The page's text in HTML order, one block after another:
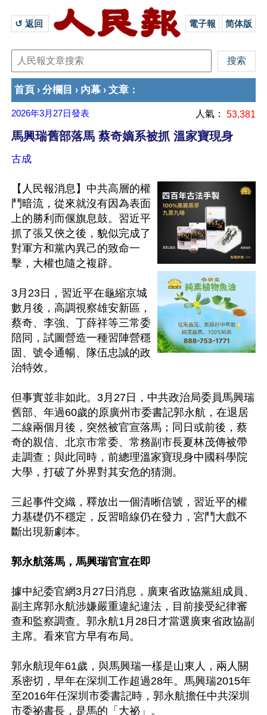
↺ 返回 電子報 简体版
首頁 › 分欄目 › 內幕 › 文章 ：
2026年3月27日發表 人氣： 53,381
馬興瑞舊部落馬 蔡奇嫡系被抓 溫家寶現身
古成
【人民報消息】中共高層的權
鬥暗流，從來就沒有因為表面
上的勝利而偃旗息鼓。習近平
抓了張又俠之後，貌似完成了
對軍方和黨內異己的致命一
擊，大權也隨之複辟。
3月23日，習近平在龜縮京城
數月後，高調視察雄安新區，
蔡奇、李強、丁薛祥等三常委
陪同，試圖營造一種習陣營穩
固、號令通暢、隊伍忠誠的政
治特效。
但事實並非如此。3月27日，中共政治局委員馬興瑞
舊部、年過60歲的原廣州市委書記郭永航，在退居
二線兩個月後，突然被官宣落馬；同日或前後，蔡
奇的親信、北京市常委、常務副市長夏林茂傳被帶
走調查；與此同時，前總理溫家寶現身中國科學院
大學，打破了外界對其安危的猜測。
三起事件交織，釋放出一個清晰信號，習近平的權
力基礎仍不穩定，反習暗線仍在發力，宮鬥大戲不
斷出現新劇本。
郭永航落馬，馬興瑞官宣在即
據中紀委官網3月27日消息，廣東省政協黨組成員、
副主席郭永航涉嫌嚴重違紀違法，目前接受紀律審
查和監察調查。郭永航1月28日才當選廣東省政協副
主席。看來官方早有布局。
郭永航現年61歲，與馬興瑞一樣是山東人，兩人關
系密切，早年在深圳工作超過28年。馬興瑞2015年
至2016年任深圳市委書記時，郭永航擔任中共深圳
市委祕書長，是馬的「大祕」。